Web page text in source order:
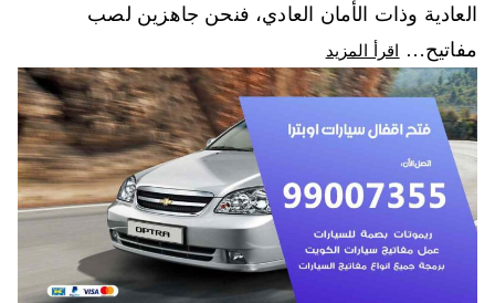
العادية وذات الأمان العادي، فنحن جاهزين لصب
مفاتيح…
اقرأ المزيد